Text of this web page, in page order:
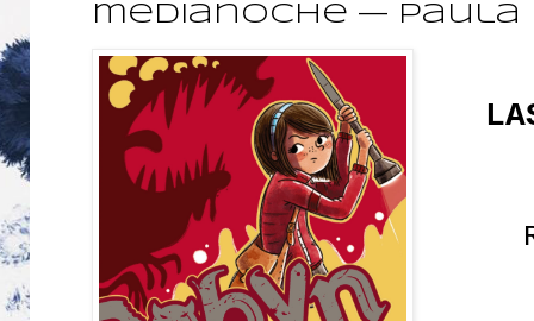
medianoche — Paula